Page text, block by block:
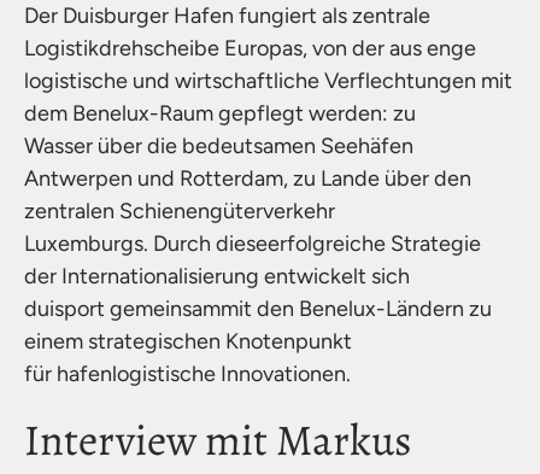
Der Duisburger Hafen fungiert als zentrale
Logistikdrehscheibe Europas, von der aus enge
logistische und wirtschaftliche Verflechtungen mit
dem Benelux-Raum gepflegt werden: zu
Wasser über die bedeutsamen Seehäfen
Antwerpen und Rotterdam, zu Lande über den
zentralen Schienengüterverkehr
Luxemburgs. Durch dieseerfolgreiche Strategie
der Internationalisierung entwickelt sich
duisport gemeinsammit den Benelux-Ländern zu
einem strategischen Knotenpunkt
für hafenlogistische Innovationen.
Interview mit Markus